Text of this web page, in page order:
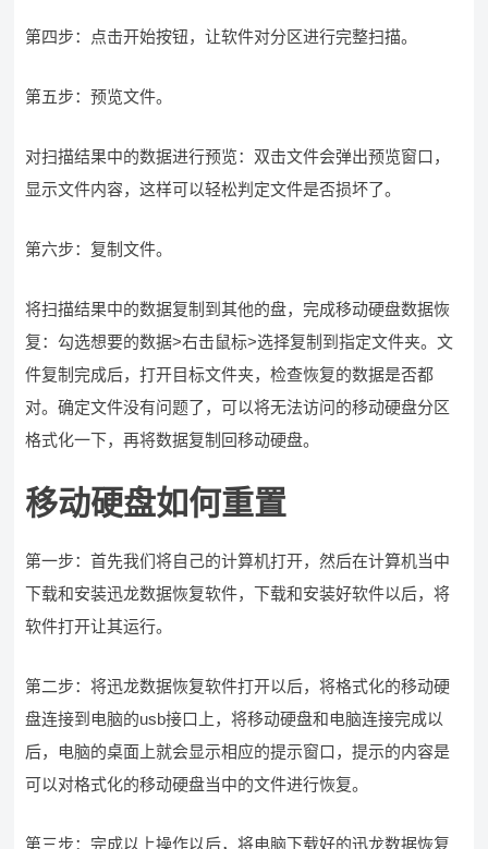
第四步：点击开始按钮，让软件对分区进行完整扫描。
第五步：预览文件。
对扫描结果中的数据进行预览：双击文件会弹出预览窗口，
显示文件内容，这样可以轻松判定文件是否损坏了。
第六步：复制文件。
将扫描结果中的数据复制到其他的盘，完成移动硬盘数据恢
复：勾选想要的数据>右击鼠标>选择复制到指定文件夹。文
件复制完成后，打开目标文件夹，检查恢复的数据是否都
对。确定文件没有问题了，可以将无法访问的移动硬盘分区
格式化一下，再将数据复制回移动硬盘。
移动硬盘如何重置
第一步：首先我们将自己的计算机打开，然后在计算机当中
下载和安装迅龙数据恢复软件，下载和安装好软件以后，将
软件打开让其运行。
第二步：将迅龙数据恢复软件打开以后，将格式化的移动硬
盘连接到电脑的usb接口上，将移动硬盘和电脑连接完成以
后，电脑的桌面上就会显示相应的提示窗口，提示的内容是
可以对格式化的移动硬盘当中的文件进行恢复。
第三步：完成以上操作以后，将电脑下载好的迅龙数据恢复